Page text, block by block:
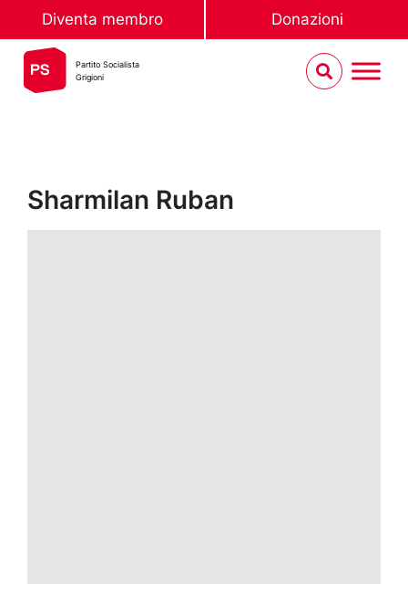
Diventa membro Donazioni
Partito Socialista
Grigioni
Sharmilan Ruban